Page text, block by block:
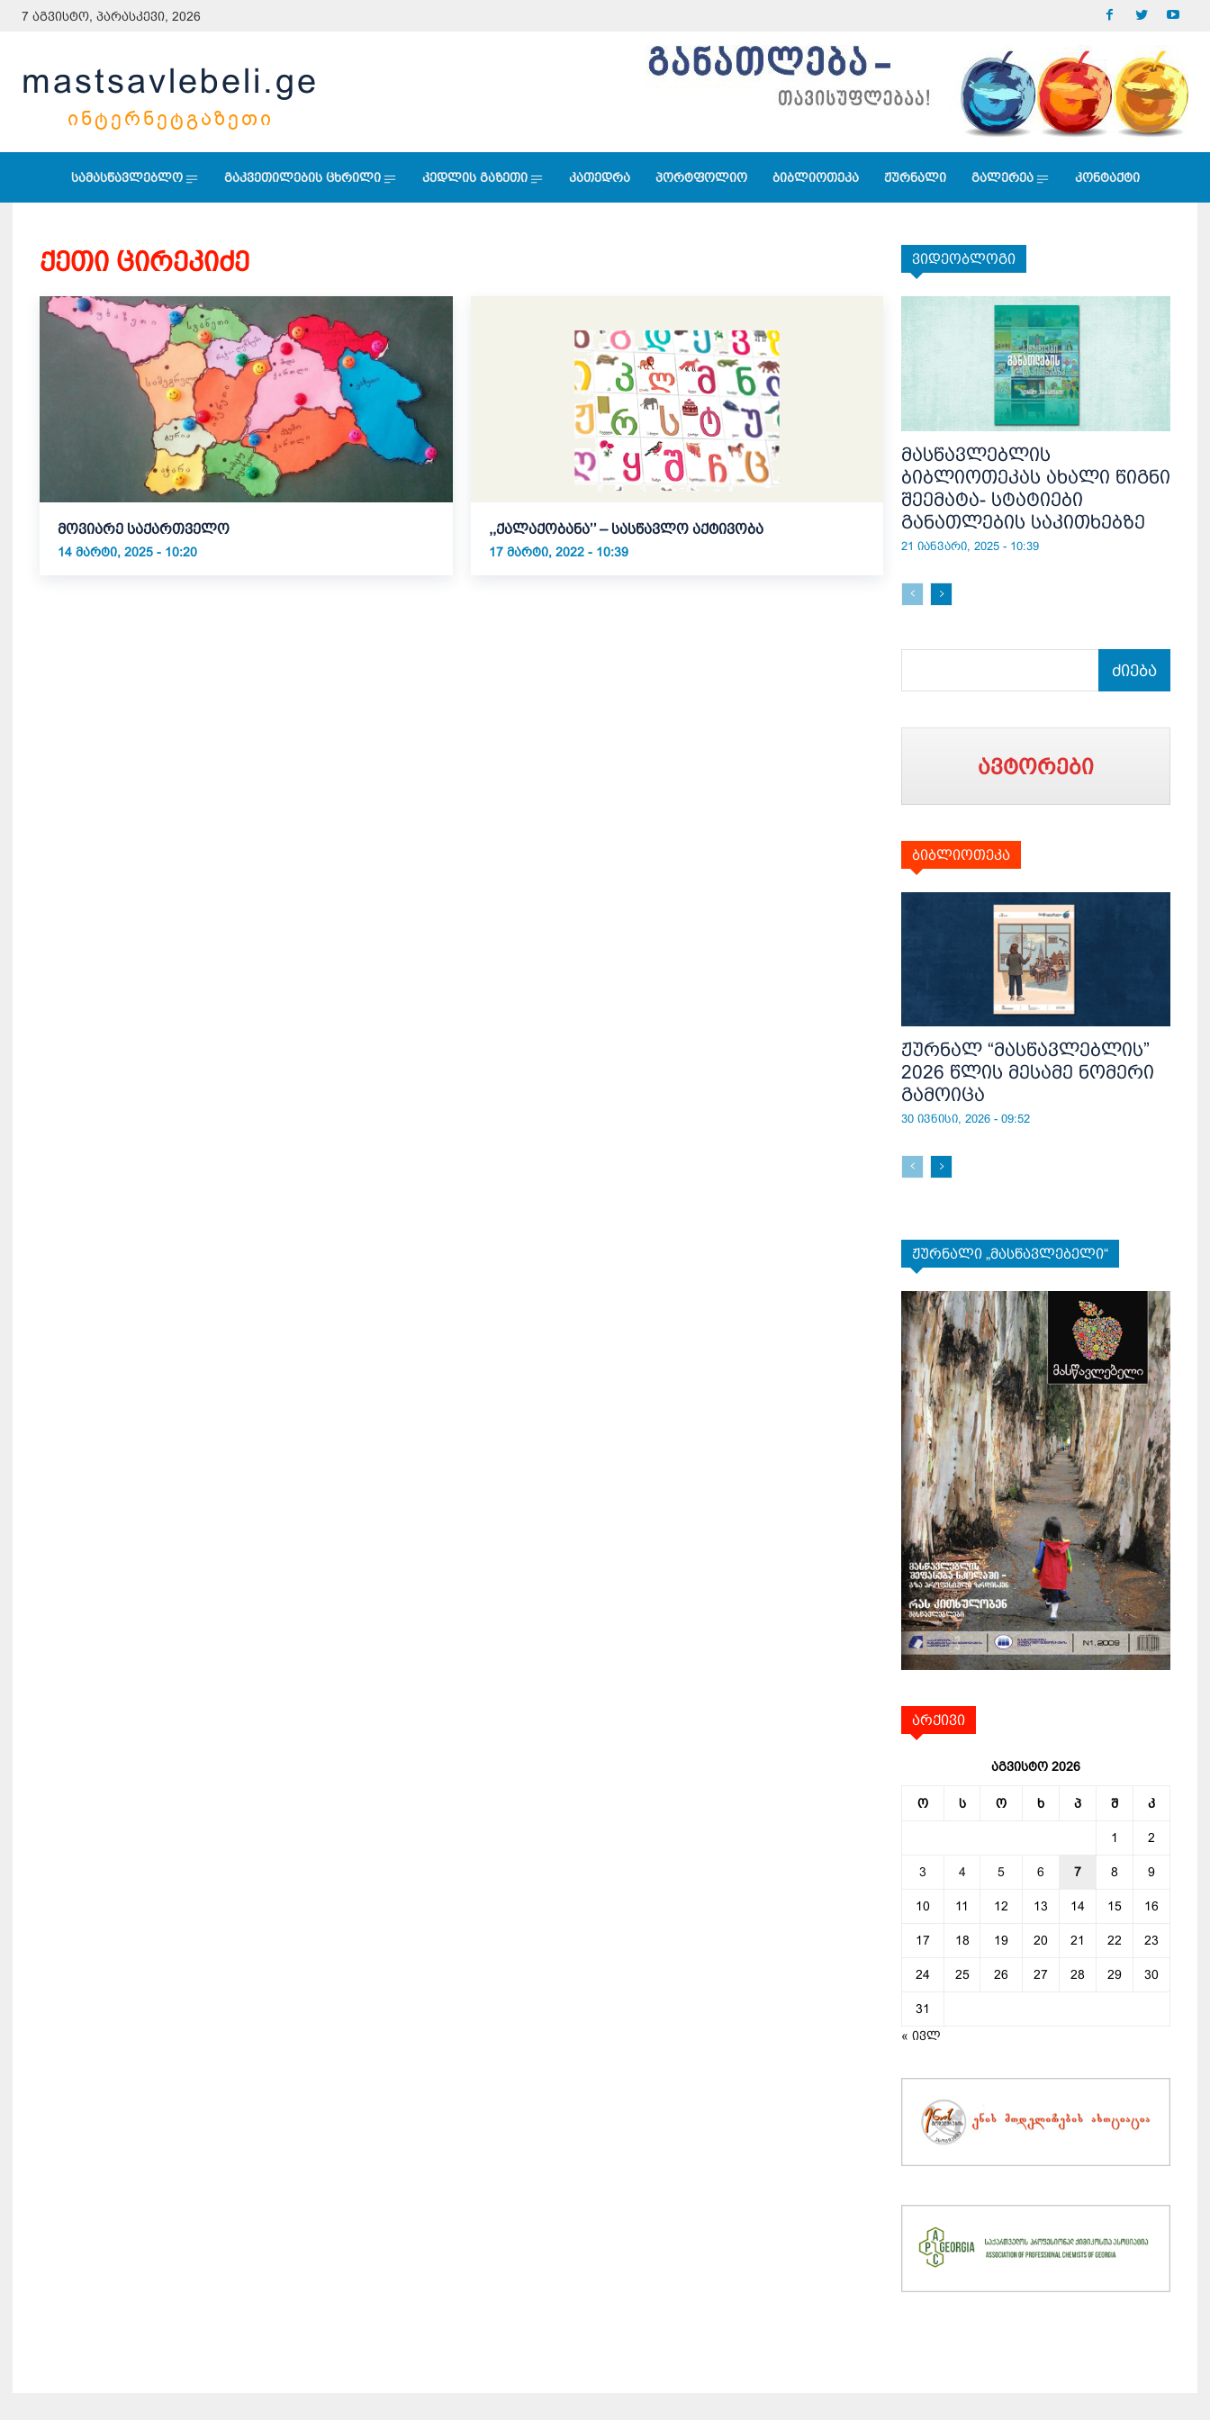
7 აგვისტო, პარასკევი, 2026
mastsavlebeli.ge
ᲘᲜᲢᲔᲠᲜᲔᲢᲒᲐᲖᲔᲗᲘ
სამასწავლებლო გაკვეთილების ცხრილი კედლის გაზეთი კათედრა პორტფოლიო ბიბლიოთეკა ჟურნალი გალერეა კონტაქტი
ქეთი ცირეკიძე
მოვიარე საქართველო
14 ᲛᲐᲠᲢᲘ, 2025 - 10:20
,,ქალაქობანა’’ – სასწავლო აქტივობა
17 ᲛᲐᲠᲢᲘ, 2022 - 10:39
ვიდეობლოგი
მასწავლებლის
ბიბლიოთეკას ახალი წიგნი
შეემატა- სტატიები
განათლების საკითხებზე
21 იანვარი, 2025 - 10:39
ძიება
ავტორები
ბიბლიოთეკა
ჟურნალ “მასწავლებლის”
2026 წლის მესამე ნომერი
გამოიცა
30 ივნისი, 2026 - 09:52
ჟურნალი „მასწავლებელი“
არქივი
აგვისტო 2026
ო ს ო ხ პ შ კ
1 2
3 4 5 6 7 8 9
10 11 12 13 14 15 16
17 18 19 20 21 22 23
24 25 26 27 28 29 30
31
« ივლ